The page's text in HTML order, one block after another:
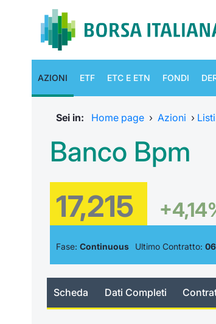
AZIONI ETF ETC E ETN FONDI
Sei in: Home page › Azioni ›
Banco Bpm
17,215
Fase: Continuous Ultimo Contratto:
Scheda Dati Completi